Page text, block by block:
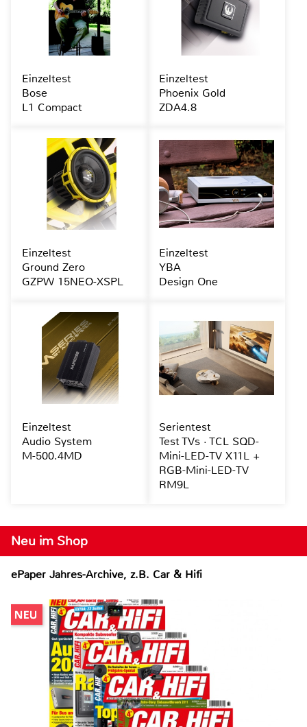
Neu im Shop
ePaper Jahres-Archive, z.B. Car & Hifi
Einzeltest
Bose
L1 Compact
Einzeltest
Phoenix Gold
ZDA4.8
Einzeltest
Ground Zero
GZPW 15NEO-XSPL
Einzeltest
YBA
Design One
Einzeltest
Audio System
M-500.4MD
Serientest
Test TVs · TCL SQD-
Mini-LED-TV X11L +
RGB-Mini-LED-TV
RM9L